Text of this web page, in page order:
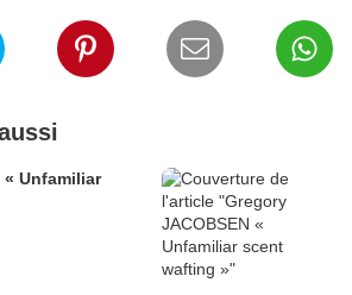
« Unfamiliar